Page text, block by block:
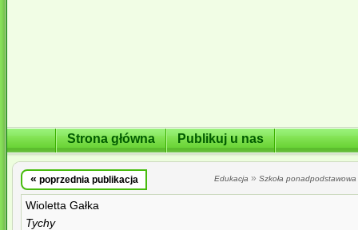
Strona główna Publikuj u nas
« poprzednia publikacja Edukacja » Szkoła ponadpodstawowa
Wioletta Gałka
Tychy